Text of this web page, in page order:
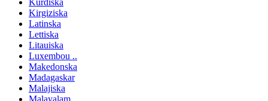
Kurdiska
Kirgiziska
Latinska
Lettiska
Litauiska
Luxembou ..
Makedonska
Madagaskar
Malajiska